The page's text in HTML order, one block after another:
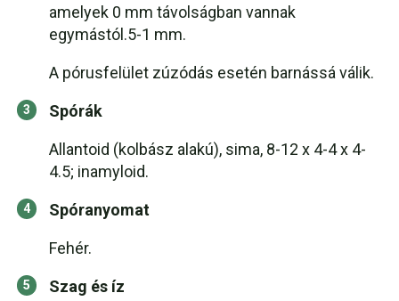
amelyek 0 mm távolságban vannak
egymástól.5-1 mm.
A pórusfelület zúzódás esetén barnássá válik.
Spórák
Allantoid (kolbász alakú), sima, 8-12 x 4-4 x 4-
4.5; inamyloid.
Spóranyomat
Fehér.
Szag és íz